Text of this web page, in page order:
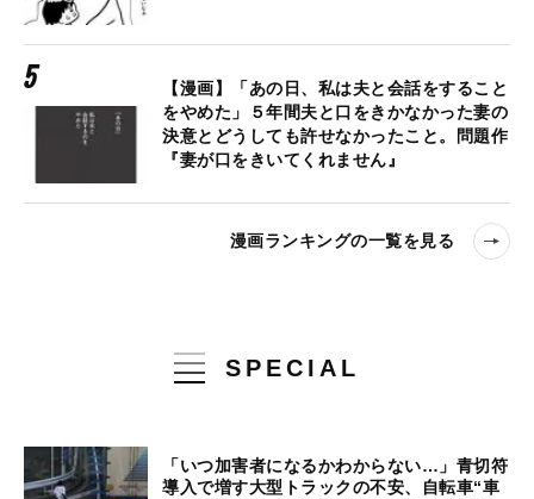
【漫画】「あの日、私は夫と会話をすること
をやめた」５年間夫と口をきかなかった妻の
決意とどうしても許せなかったこと。問題作
『妻が口をきいてくれません』
漫画ランキングの一覧を見る
SPECIAL
「いつ加害者になるかわからない…」青切符
導入で増す大型トラックの不安、自転車“車